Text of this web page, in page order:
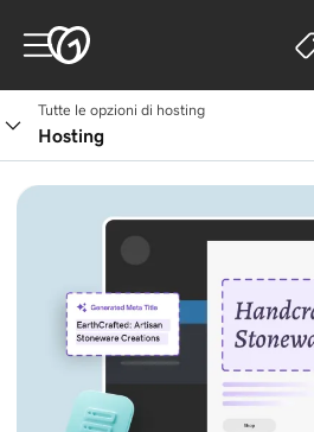
Tutte le opzioni di hosting
Hosting